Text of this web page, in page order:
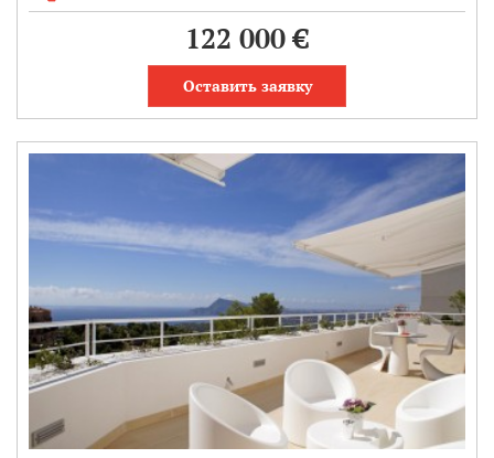
122 000 €
Оставить заявку